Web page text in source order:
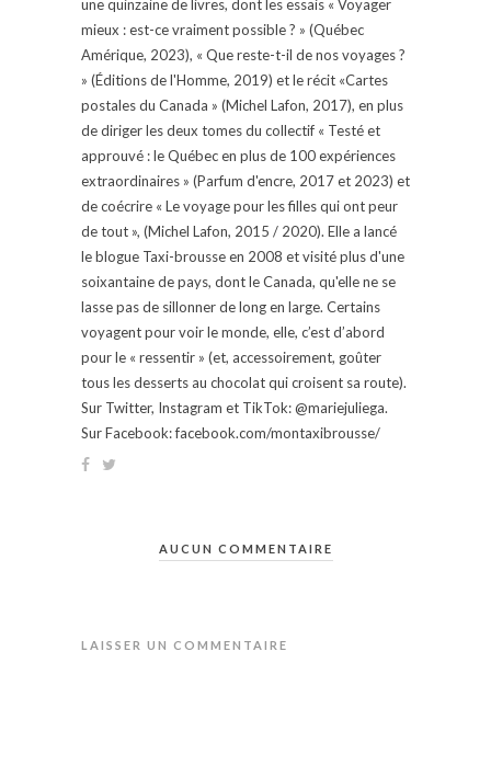
une quinzaine de livres, dont les essais « Voyager
mieux : est-ce vraiment possible ? » (Québec
Amérique, 2023), « Que reste-t-il de nos voyages ?
» (Éditions de l'Homme, 2019) et le récit «Cartes
postales du Canada » (Michel Lafon, 2017), en plus
de diriger les deux tomes du collectif « Testé et
approuvé : le Québec en plus de 100 expériences
extraordinaires » (Parfum d'encre, 2017 et 2023) et
de coécrire « Le voyage pour les filles qui ont peur
de tout », (Michel Lafon, 2015 / 2020). Elle a lancé
le blogue Taxi-brousse en 2008 et visité plus d'une
soixantaine de pays, dont le Canada, qu'elle ne se
lasse pas de sillonner de long en large. Certains
voyagent pour voir le monde, elle, c’est d’abord
pour le « ressentir » (et, accessoirement, goûter
tous les desserts au chocolat qui croisent sa route).
Sur Twitter, Instagram et TikTok: @mariejuliega.
Sur Facebook: facebook.com/montaxibrousse/
AUCUN COMMENTAIRE
LAISSER UN COMMENTAIRE